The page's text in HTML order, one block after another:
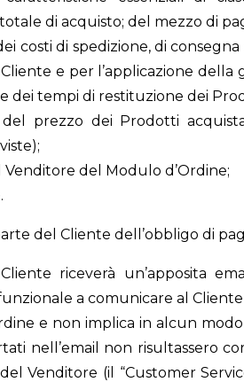
di acquisto; del mezzo di
costi di spedizione, di consegna
e per l’applicazione della
dei tempi di restituzione dei
prezzo dei Prodotti
del Modulo d’Ordine;
del Cliente dell’obbligo di
riceverà un’apposita
a comunicare al Cliente
e non implica in alcun modo
nell’email non risultassero
Venditore (il “Customer